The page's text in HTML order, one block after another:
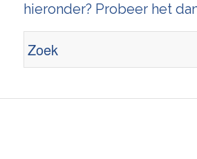
hieronder? Probeer het